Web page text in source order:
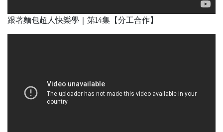
跟著麵包超人快樂學｜第14集【分工合作】